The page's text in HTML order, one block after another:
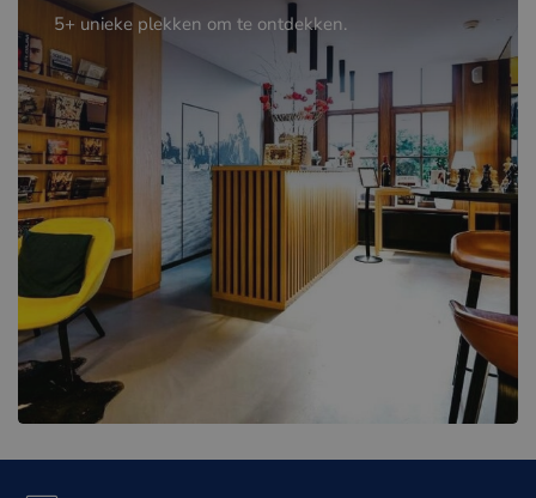
5+ unieke plekken om te ontdekken.